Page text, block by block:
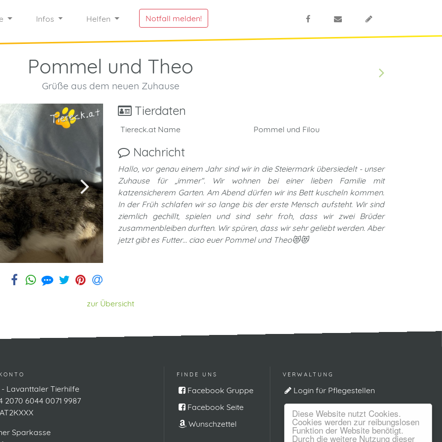
Diese Website nutzt Cookies.
Cookies werden zur reibungslosen
Funktion der Website benötigt.
Durch die weitere Nutzung dieser
Infos Helfen Notfall melden!
Pommel und Theo
Grüße aus dem neuen Zuhause
Tierdaten
Tiereck.at Name Pommel und Filou
Nachricht
Hallo, vor genau einem Jahr sind wir in die Steiermark übersiedelt - unser
Zuhause für „immer“. Wir wohnen bei einer lieben Familie mit
katzensicherem Garten. Am Abend dürfen wir ins Bett kuscheln kommen.
In der Früh schlafen wir so lange bis der erste Mensch aufsteht. Wir sind
ziemlich gechillt, spielen und sind sehr froh, dass wir zwei Brüder
zusammenbleiben durften. Wir spüren, dass wir sehr geliebt werden. Aber
jetzt gibt es Futter… ciao euer Pommel und Theo😻😻
zur Übersicht
Lavanttaler Tierhilfe
2070 6044 0071 9987
Sparkasse
FINDE UNS
Facebook Gruppe
Facebook Seite
Wunschzettel
VERWALTUNG
Login für Pflegestellen